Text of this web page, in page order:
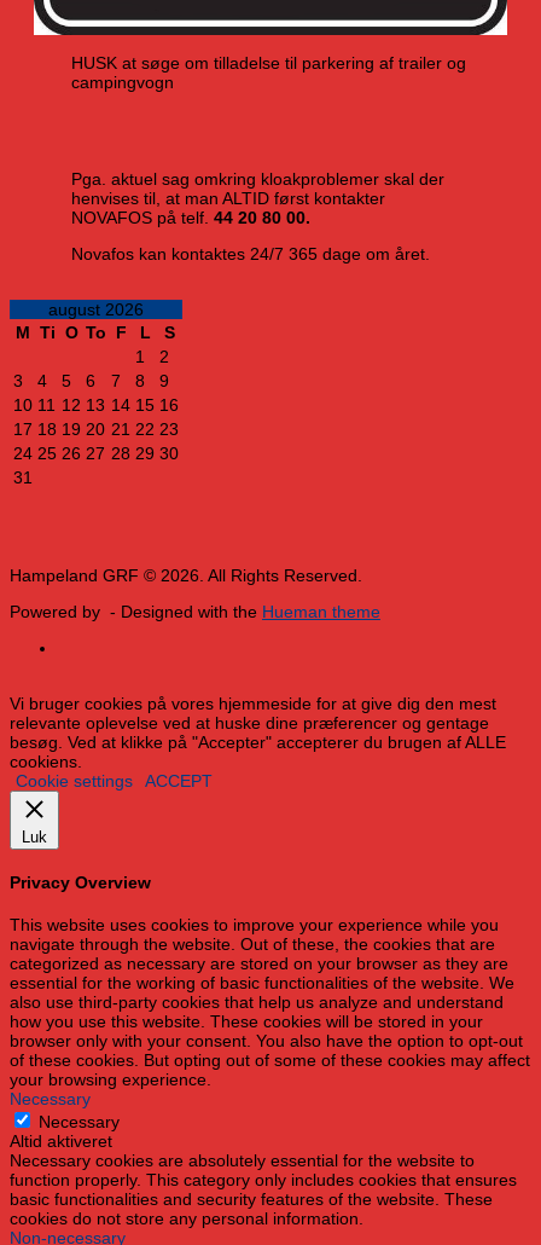
HUSK at søge om tilladelse til parkering af trailer og
campingvogn
Pga. aktuel sag omkring kloakproblemer skal der
henvises til, at man ALTID først kontakter
NOVAFOS på telf. 44 20 80 00.
Novafos kan kontaktes 24/7 365 dage om året.
august 2026
M Ti O To F L
S
1
2
3
4 5 6 7 8
9
10 11 12 13 14 15 16
17 18 19 20 21 22 23
24 25 26 27 28 29 30
31
Hampeland GRF © 2026. All Rights Reserved.
Powered by - Designed with the Hueman theme
Vi bruger cookies på vores hjemmeside for at give dig den mest
relevante oplevelse ved at huske dine præferencer og gentage
besøg. Ved at klikke på "Accepter" accepterer du brugen af ​​ALLE
cookiens.
Cookie settings
ACCEPT
Luk
Privacy Overview
This website uses cookies to improve your experience while you
navigate through the website. Out of these, the cookies that are
categorized as necessary are stored on your browser as they are
essential for the working of basic functionalities of the website. We
also use third-party cookies that help us analyze and understand
how you use this website. These cookies will be stored in your
browser only with your consent. You also have the option to opt-out
of these cookies. But opting out of some of these cookies may affect
your browsing experience.
Necessary
Necessary
Altid aktiveret
Necessary cookies are absolutely essential for the website to
function properly. This category only includes cookies that ensures
basic functionalities and security features of the website. These
cookies do not store any personal information.
Non-necessary